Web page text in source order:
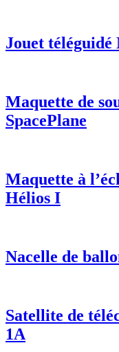
Jouet
Maquette de
SpacePlane
Maquette à
Hélios I
Nacelle de
Satellite de
1A